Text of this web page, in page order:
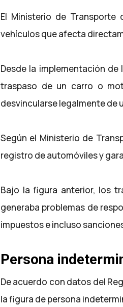
El Ministerio de
vehículos que afecta
Desde la implementación
traspaso de un carro o
desvincularse legalmente de
Según el Ministerio de
registro de automóviles y
Bajo la figura anterior, los
generaba problemas de
impuestos e incluso
Persona
De acuerdo con datos del
la figura de persona